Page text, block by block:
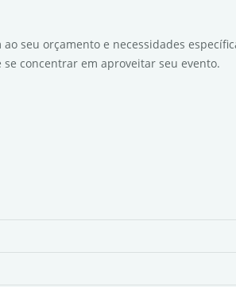
seu orçamento e necessidades
concentrar em aproveitar seu evento.